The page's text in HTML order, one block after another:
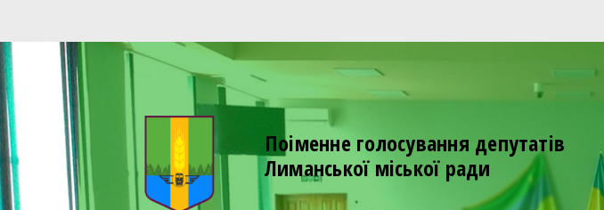
Поіменне голосування депутатів
Лиманської міської ради